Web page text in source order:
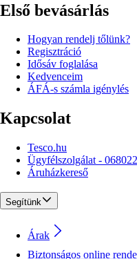
Első bevásárlás
Hogyan rendelj tőlünk?
Regisztráció
Idősáv foglalása
Kedvenceim
ÁFÁ-s számla igénylés
Kapcsolat
Tesco.hu
Ügyfélszolgálat -
Áruházkereső
Segítünk
Árak
Biztonságos online